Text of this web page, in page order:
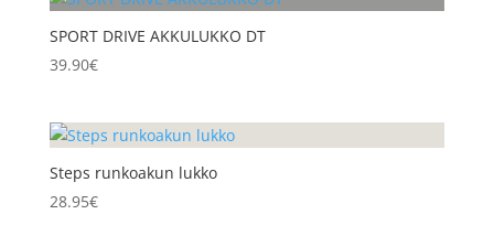
SPORT DRIVE AKKULUKKO DT
39.90€
Steps runkoakun lukko
28.95€